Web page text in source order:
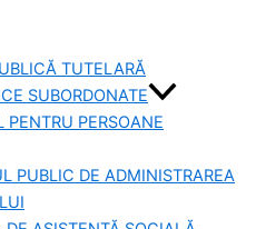
TUTELARĂ
SUBORDONATE
PERSOANE
PUBLIC DE ADMINISTRAREA